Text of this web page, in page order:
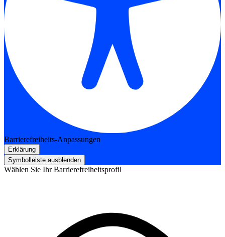
Barrierefreiheits-Anpassungen
Erklärung
Symbolleiste ausblenden
Wählen Sie Ihr Barrierefreiheitsprofil